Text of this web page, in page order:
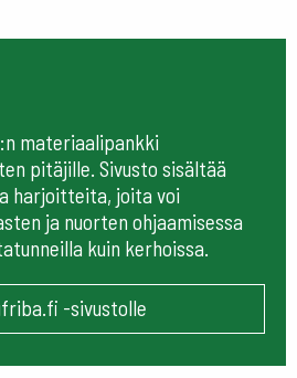
materiaalipankki
pitäjille. Sivusto sisältää
harjoitteita, joita voi
ja nuorten ohjaamisessa
kuin kerhoissa.
-sivustolle